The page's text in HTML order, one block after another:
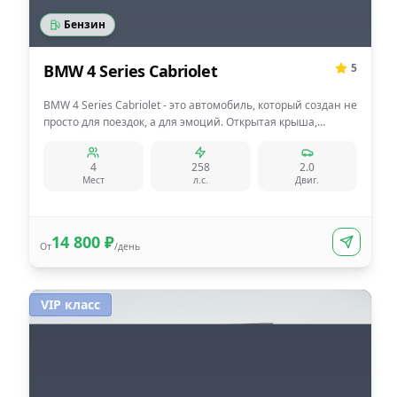
Бензин
BMW 4 Series Cabriolet 5
BMW 4 Series Cabriolet - это автомобиль, который создан не
просто для поездок, а для эмоций. Открытая крыша,
превращают каждую дорогу в особенное событие.
4
Мест
258
л.с.
2.0
Двиг.
От14 800 ₽/день
VIP класс